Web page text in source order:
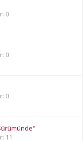
0
0
0
11